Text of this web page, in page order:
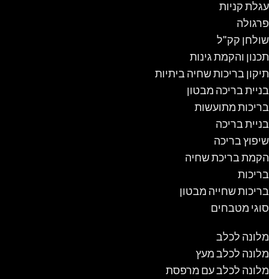
עגלת קניות
פרגולה
שולחן קק"ל
תכנון והקמת גינות
תיקון בריכות שחיה ביתיות
בניית בריכה מבטון
בריכות מתועשות
בניית בריכה
שיפוץ בריכה
הקמת בריכת שחיה
בריכות
בריכות שחייה מבטון
סוגי מטבחים
מלונה לכלב
מלונה לכלב מעץ
מלונה לכלב עם מרפסת